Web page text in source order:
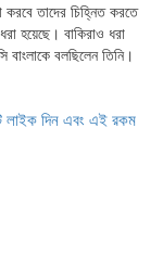
করবে তাদের চিহ্নিত করতে
হয়েছে। বাকিরাও ধরা
বাংলাকে বলছিলেন তিনি।
লাইক দিন এবং এই রকম